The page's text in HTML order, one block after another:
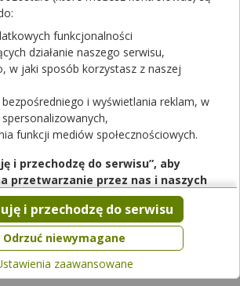
przez mgr farm. Gabriela
— jak się objawia i kiedy
funkcjonalności
działanie naszego serwisu,
w jaki sposób korzystasz z naszej
i wyświetlania reklam, w
funkcji mediów społecznościowych.
i przechodzę do serwisu”, aby
przetwarzanie przez nas i naszych
danych w powyższych celach.
zgody jest dobrowolne, a wyrażoną
chwili cofnąć, możesz też wycofać
Twoich danych tylko w niektórych
dowiedzieć się więcej lub chcesz
Odrzuć niewymagane
i przechodzę do serwisu
zaawansowane